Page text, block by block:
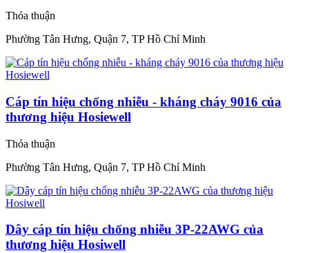
Thỏa thuận
Phường Tân Hưng, Quận 7, TP Hồ Chí Minh
Cáp tín hiệu chống nhiễu - kháng cháy 9016 của
thương hiệu Hosiewell
Thỏa thuận
Phường Tân Hưng, Quận 7, TP Hồ Chí Minh
Dây cáp tín hiệu chống nhiễu 3P-22AWG của
thương hiệu Hosiwell